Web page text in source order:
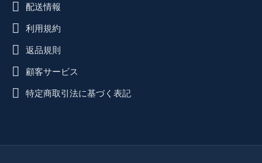
配送情報
利用規約
返品規則
顧客サービス
特定商取引法に基づく表記